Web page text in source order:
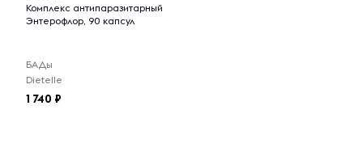
Комплекс антипаразитарный
Энтерофлор, 90 капсул
БАДы
Dietelle
1 740